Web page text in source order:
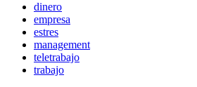
dinero
empresa
estres
management
teletrabajo
trabajo